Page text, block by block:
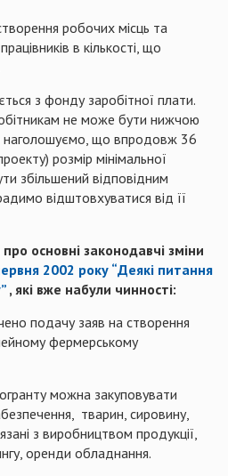
робочих місць та
в кількості, що
з фонду заробітної плати.
не може бути нижчою
наголошуємо, що впродовж 36
розмір мінімальної
збільшений відповідним
відштовхуватися від її
основні законодавчі зміни
2002 року “Деякі питання
, які вже набули чинності:
подачу заяв на створення
фермерському
можна закуповувати
тварин, сировину,
з виробництвом продукції,
оренди обладнання.